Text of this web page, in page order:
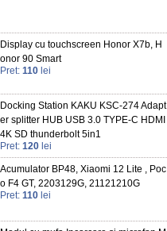
Display cu touchscreen Honor X7b, H
onor 90 Smart
Pret: 110 lei
Docking Station KAKU KSC-274 Adapt
er splitter HUB USB 3.0 TYPE-C HDMI
4K SD thunderbolt 5in1
Pret: 120 lei
Acumulator BP48, Xiaomi 12 Lite , Poc
o F4 GT, 2203129G, 21121210G
Pret: 110 lei